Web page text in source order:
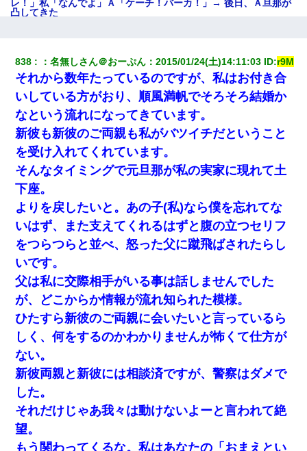
レ！」私「なんでよ」Ａ「ケーチ！バーカ！」→ 後日、Ａ旦那が
凸してきた
彼女(美人女医)にネックレスをプレゼント。「こんな安物を渡すく
らいなら、渡さないほうがマシだからね」→ ６０万したと話した
ら・・・
婚活パーティーでよく会う美女がいた。こんな完璧な容姿を持っ
てしても結婚て難しいんだなぁ…と思ってた
【不幸な結婚式】新郎親族「ブスのくせにドレスなんか着ちゃっ
てさ～ほんと恥ずかしいわよね～（大声」新郎両親「！！！（土
下座」→ 結果・・・
妹が嘘つきな元カレと寄りを戻してしまったという話をしていた
ら、旦那の顔が曇って雰囲気が一転。そそくさと話を切り上げて
いつもより早く寝付いてしまった…｜生活｜ワロタあんてな
嫁が弁護士を連れてきて「悪いと思うなら慰謝料を払って離婚し
ろ」→ 俺「完全に恐喝になってますね」「お前、これが詐欺だっ
て知ってる？」
結婚生活10ヶ月目で嫁から一方的に「もう冷めた」と離婚切り出
された
兄の新しい嫁がやらかしすぎて辛い。当たり前のように実家や姪
の幼稚園に来る
医者「糖尿病で余命1年です」 ワイ「知らんわｗどうせ死ぬなら
838 ：名無しさん＠おーぷん ：2015/01/24(土)14:11:03 ID:r9M
それから数年たっているのですが、私はお付き合
いしている方がおり、順風満帆でそろそろ結婚か
なという流れになってきています。
新彼も新彼のご両親も私がバツイチだということ
を受け入れてくれています。
そんなタイミングで元旦那が私の実家に現れて土
下座。
よりを戻したいと。あの子(私)なら僕を忘れてな
いはず、また支えてくれるはずと腹の立つセリフ
をつらつらと並べ、怒った父に蹴飛ばされたらし
いです。
父は私に交際相手がいる事は話しませんでした
が、どこからか情報が流れ知られた模様。
ひたすら新彼のご両親に会いたいと言っているら
しく、何をするのかわかりませんが怖くて仕方が
ない。
新彼両親と新彼には相談済ですが、警察はダメで
した。
それだけじゃあ我々は動けないよーと言われて絶
望。
もう関わってくるな。私はあなたの「おまえとい